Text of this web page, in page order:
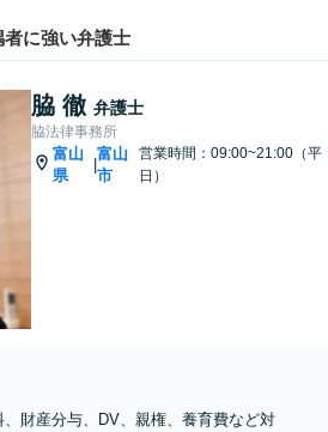
に強い弁護士
脇 徹 弁護士
脇法律事務所
富山
県
|
富山
市
営業時間：09:00~21:00（平
日）
、財産分与、DV、親権、養育費など対